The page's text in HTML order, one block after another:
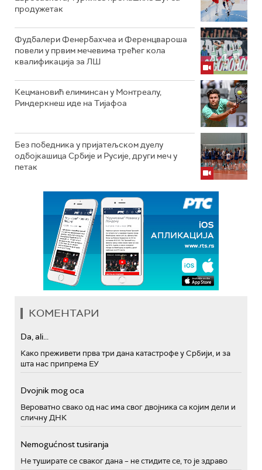
продужетак
Фудбалери Фенербахчеа и Ференцвароша
повели у првим мечевима трећег кола
квалификација за ЛШ
Кецмановић елиминсан у Монтреалу,
Риндеркнеш иде на Тијафоа
Без победника у пријатељском дуелу
одбојкашица Србије и Русије, други меч у
петак
КОМЕНТАРИ
Da, ali...
Како преживети прва три дана катастрофе у Србији, и за
шта нас припрема ЕУ
Dvojnik mog oca
Вероватно свако од нас има свог двојника са којим дели и
сличну ДНК
Nemogućnost tusiranja
Не туширате се сваког дана – не стидите се, то је здраво